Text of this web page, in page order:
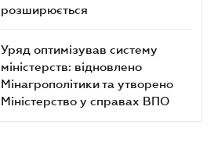
розширюється
Уряд оптимізував систему
міністерств: відновлено
Мінагрополітики та утворено
Міністерство у справах ВПО